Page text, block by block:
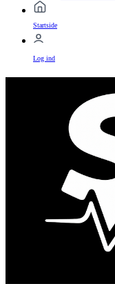
Startside
Log ind